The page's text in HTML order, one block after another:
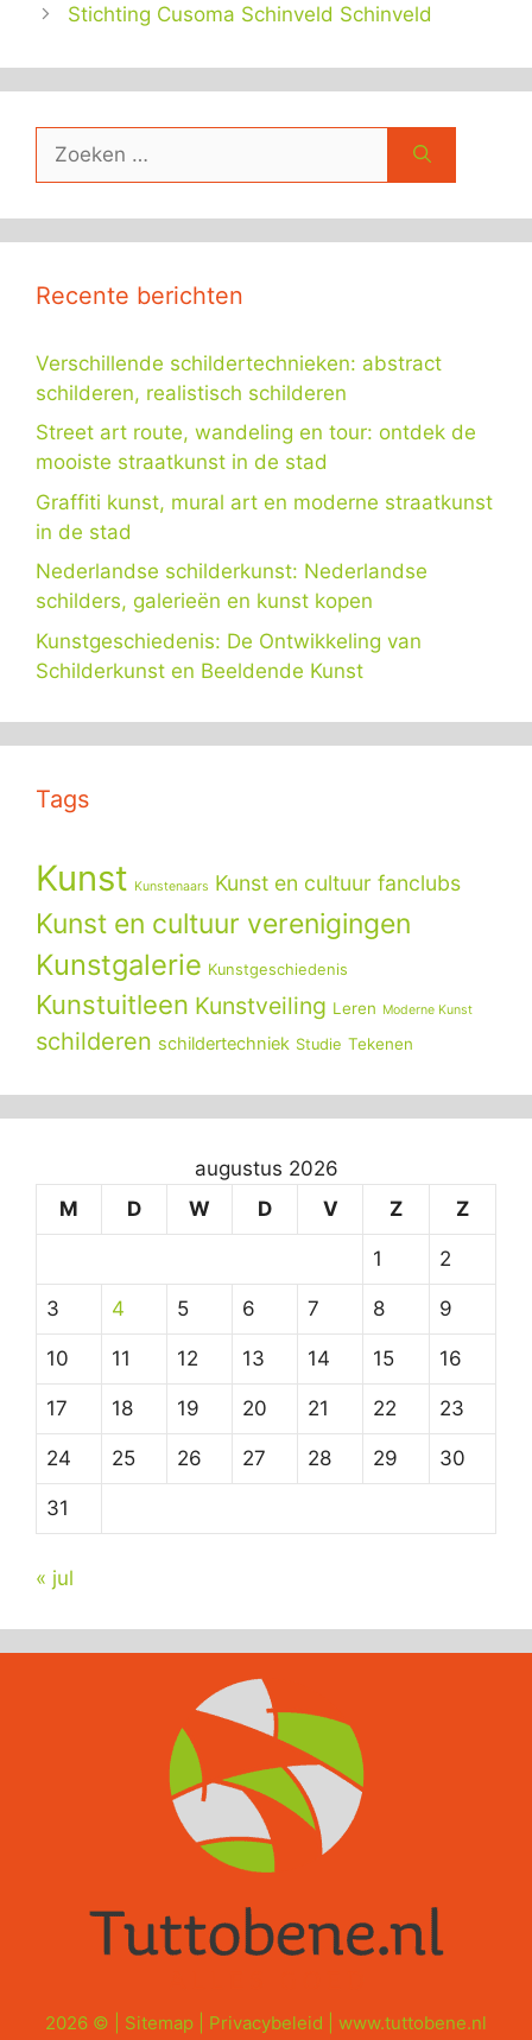
Stichting Cusoma Schinveld Schinveld
naar:
Recente berichten
Verschillende schildertechnieken: abstract
schilderen, realistisch schilderen
Street art route, wandeling en tour: ontdek de
mooiste straatkunst in de stad
Graffiti kunst, mural art en moderne straatkunst
in de stad
Nederlandse schilderkunst: Nederlandse
schilders, galerieën en kunst kopen
Kunstgeschiedenis: De Ontwikkeling van
Schilderkunst en Beeldende Kunst
Tags
Kunst Kunstenaars Kunst en cultuur fanclubs
Kunst en cultuur verenigingen
Kunstgalerie Kunstgeschiedenis
Kunstuitleen Kunstveiling Leren Moderne Kunst
schilderen schildertechniek Studie Tekenen
augustus 2026
M
D W D V Z Z
1 2
3 4 5 6 7 8 9
10 11 12 13 14 15 16
17 18 19 20 21 22 23
24 25 26 27 28 29 30
31
« jul
2026 © | Sitemap Privacybeleid www.tuttobene.nl